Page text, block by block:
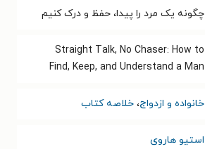
چگونه یک مرد را پیدا، حفظ و درک کنیم
Straight Talk, No Chaser: How to
Find, Keep, and Understand a Man
خانواده و ازدواج، خلاصه کتاب
استیو هاروی